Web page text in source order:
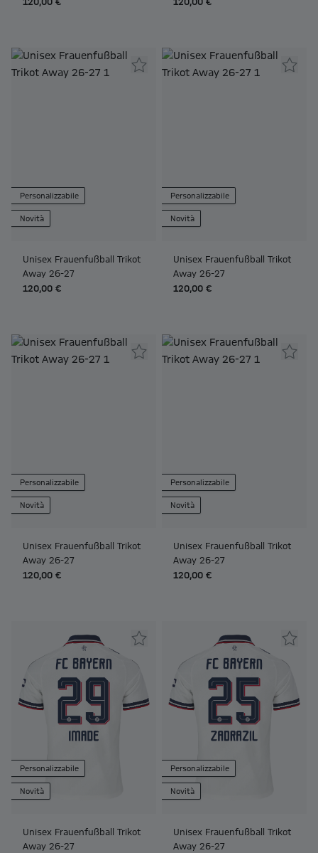
Personalizzabile
Novità
Unisex Frauenfußball Trikot
Away 26-27
120,00 €
Personalizzabile
Novità
Unisex Frauenfußball Trikot
Away 26-27
120,00 €
Personalizzabile
Novità
Unisex Frauenfußball Trikot
Away 26-27
120,00 €
Personalizzabile
Novità
Unisex Frauenfußball Trikot
Away 26-27
120,00 €
Personalizzabile
Novità
Unisex Frauenfußball Trikot
Away 26-27
Personalizzabile
Novità
Unisex Frauenfußball Trikot
Away 26-27